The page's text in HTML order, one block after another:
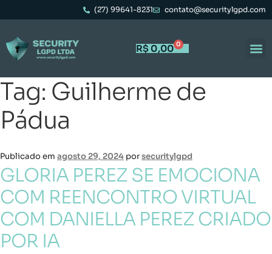
(27) 99641-8231 contato@securitylgpd.com
R$ 0,00 0
Tag: Guilherme de
Pádua
Publicado em agosto 29, 2024 porsecuritylgpd
GLORIA PEREZ SE EMOCIONA
COM REENCONTRO VIRTUAL
COM DANIELLA PEREZ CRIADO
POR IA